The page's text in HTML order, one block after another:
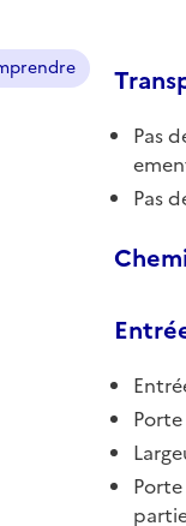
Pas
Pas